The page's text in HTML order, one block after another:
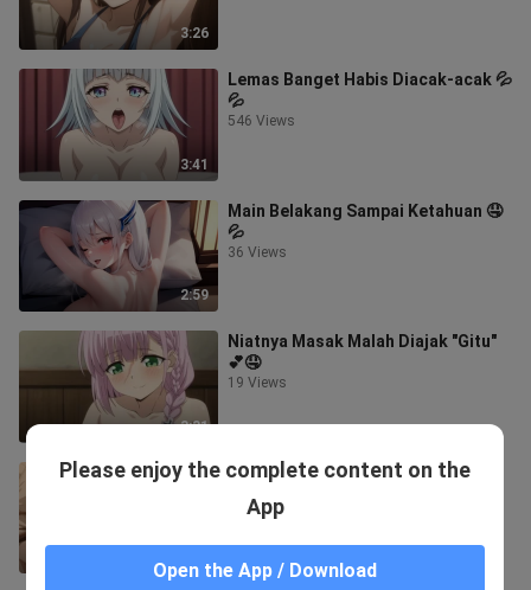
3:26
3:41
Lemas Banget Habis Diacak-acak 💦
💦
546 Views
2:59
Main Belakang Sampai Ketahuan 🤤
💦
36 Views
3:31
Niatnya Masak Malah Diajak "Gitu"
💕🤤
19 Views
Di Rodok Terus Sampai Lemes Ga
337 Views
Please enjoy the complete content on the
App
Open the App / Download